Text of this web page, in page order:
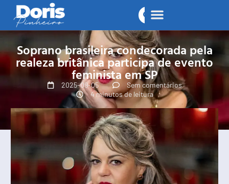
Soprano brasileira condecorada pela
realeza britânica participa de evento
feminista em SP
2025-09-05
Sem comentários
4 minutos de leitura